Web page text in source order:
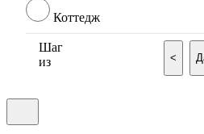
Коттедж
Шаг
из
<